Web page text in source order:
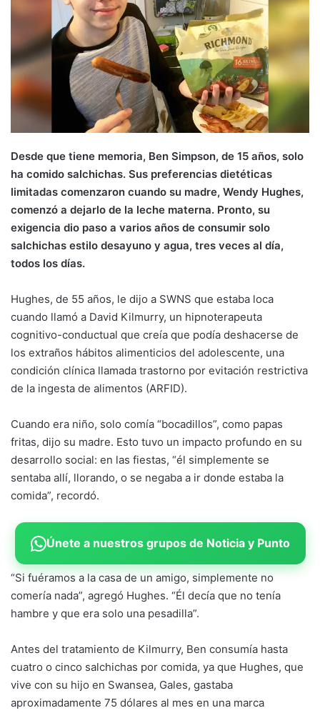
Desde que tiene memoria, Ben Simpson, de 15 años, solo
ha comido salchichas. Sus preferencias dietéticas
limitadas comenzaron cuando su madre, Wendy Hughes,
comenzó a dejarlo de la leche materna. Pronto, su
exigencia dio paso a varios años de consumir solo
salchichas estilo desayuno y agua, tres veces al día,
todos los días.
Hughes, de 55 años, le dijo a SWNS que estaba loca
cuando llamó a David Kilmurry, un hipnoterapeuta
cognitivo-conductual que creía que podía deshacerse de
los extraños hábitos alimenticios del adolescente, una
condición clínica llamada trastorno por evitación restrictiva
de la ingesta de alimentos (ARFID).
Cuando era niño, solo comía “bocadillos”, como papas
fritas, dijo su madre. Esto tuvo un impacto profundo en su
desarrollo social: en las fiestas, “él simplemente se
sentaba allí, llorando, o se negaba a ir donde estaba la
comida”, recordó.
Únete a nuestros grupos de Noticia y Punto
“Si fuéramos a la casa de un amigo, simplemente no
comería nada”, agregó Hughes. “Él decía que no tenía
hambre y que era solo una pesadilla”.
Antes del tratamiento de Kilmurry, Ben consumía hasta
cuatro o cinco salchichas por comida, ya que Hughes, que
vive con su hijo en Swansea, Gales, gastaba
aproximadamente 75 dólares al mes en una marca